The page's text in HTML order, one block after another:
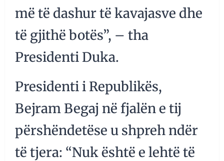
më të dashur të kavajasve dhe
të gjithë botës”, – tha
Presidenti Duka.
Presidenti i Republikës,
Bejram Begaj në fjalën e tij
përshëndetëse u shpreh ndër
të tjera: “Nuk është e lehtë të